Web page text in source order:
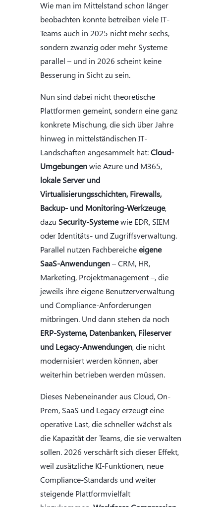
Wie man im Mittelstand schon länger
beobachten konnte betreiben viele IT-
Teams auch in 2025 nicht mehr sechs,
sondern zwanzig oder mehr Systeme
parallel – und in 2026 scheint keine
Besserung in Sicht zu sein.
Nun sind dabei nicht theoretische
Plattformen gemeint, sondern eine ganz
konkrete Mischung, die sich über Jahre
hinweg in mittelständischen IT-
Landschaften angesammelt hat:Cloud-
Umgebungenwie Azure und M365,
lokale Server und
Virtualisierungsschichten, Firewalls,
Backup- und Monitoring-Werkzeuge,
dazu Security-Systemewie EDR, SIEM
oder Identitäts- und Zugriffsverwaltung.
Parallel nutzen Fachbereicheeigene
SaaS-Anwendungen– CRM, HR,
Marketing, Projektmanagement –, die
jeweils ihre eigene Benutzerverwaltung
und Compliance-Anforderungen
mitbringen. Und dann stehen da noch
ERP-Systeme, Datenbanken, Fileserver
und Legacy-Anwendungen, die nicht
modernisiert werden können, aber
weiterhin betrieben werden müssen.
Dieses Nebeneinander aus Cloud, On-
Prem, SaaS und Legacy erzeugt eine
operative Last, die schneller wächst als
die Kapazität der Teams, die sie verwalten
sollen. 2026 verschärft sich dieser Effekt,
weil zusätzliche KI-Funktionen, neue
Compliance-Standards und weiter
steigende Plattformvielfalt